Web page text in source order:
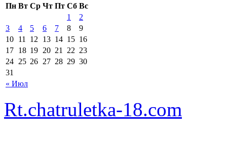
Пн Вт Ср Чт Пт Сб Вс
« Июл
1
2
3
4 5 6 7 8
9
10 11 12 13 14 15 16
17 18 19 20 21 22 23
24 25 26 27 28 29 30
31
Rt.chatruletka-18.com